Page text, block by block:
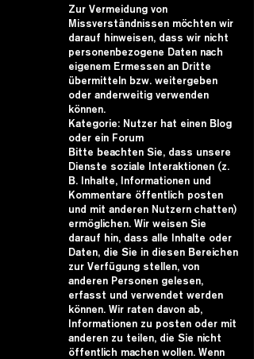
Zur Vermeidung von
Missverständnissen möchten wir
darauf hinweisen, dass wir nicht
personenbezogene Daten nach
eigenem Ermessen an Dritte
übermitteln bzw. weitergeben
oder anderweitig verwenden
können.
Kategorie: Nutzer hat einen Blog
oder ein Forum
Bitte beachten Sie, dass unsere
Dienste soziale Interaktionen (z.
B. Inhalte, Informationen und
Kommentare öffentlich posten
und mit anderen Nutzern chatten)
ermöglichen. Wir weisen Sie
darauf hin, dass alle Inhalte oder
Daten, die Sie in diesen Bereichen
zur Verfügung stellen, von
anderen Personen gelesen,
erfasst und verwendet werden
können. Wir raten davon ab,
Informationen zu posten oder mit
anderen zu teilen, die Sie nicht
öffentlich machen wollen. Wenn